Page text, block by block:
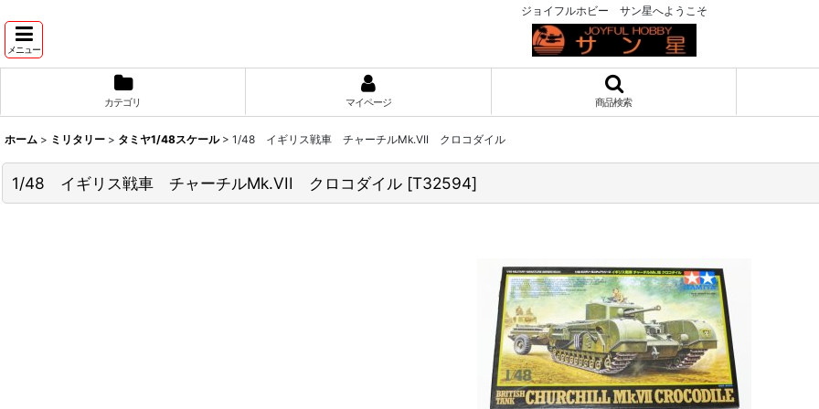
ジョイフルホビー サン星へようこそ
メニュー
カテゴリ マイページ 商品検索
ホーム > ミリタリー > タミヤ1/48スケール > 1/48 イギリス戦車 チャーチルMk.VII クロコダイル
1/48 イギリス戦車 チャーチルMk.VII クロコダイル [T32594]